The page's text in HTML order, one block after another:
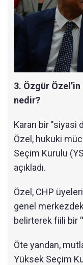
3. Özgür
nedir?
Kararı bir
Özel, hukuki
Seçim Kurulu
açıkladı.
Özel, CHP
genel
belirterek fiili bir
Öte yandan,
Yüksek Seçim